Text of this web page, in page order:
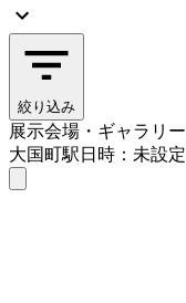
絞り込み
展示会場・ギャラリー
大国町駅日時：未設定